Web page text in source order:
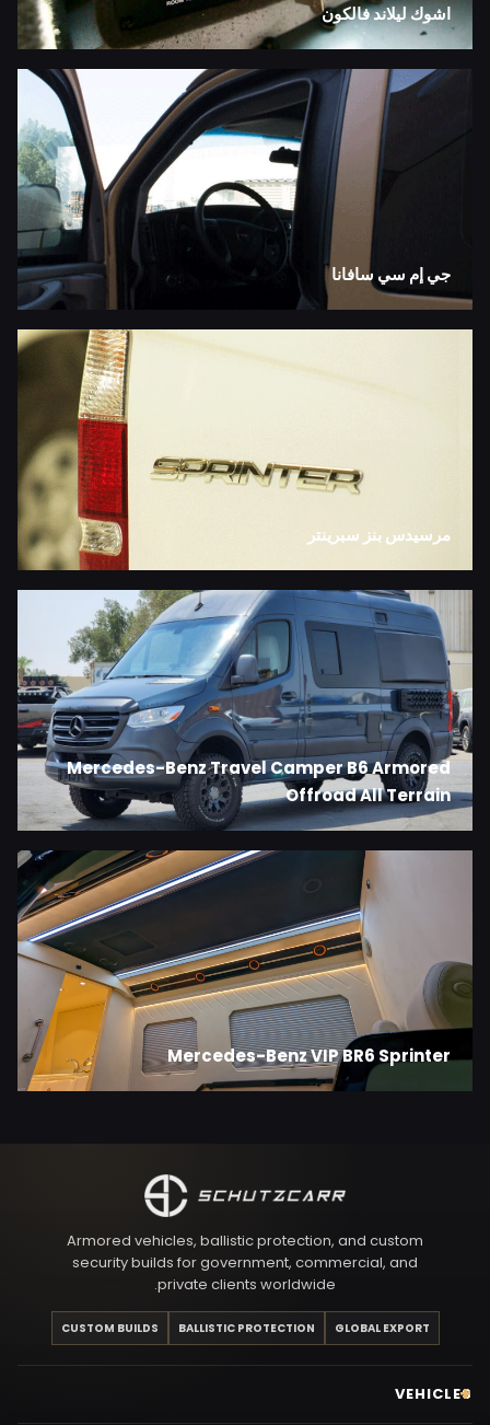
اشوك ليلاند فالكون
جي إم سي سافانا
مرسيدس بنز سبرينتر
Mercedes-Benz Travel Camper B6 Armored
Offroad All Terrain
Mercedes-Benz VIP BR6 Sprinter
Armored vehicles, ballistic protection, and custom
security builds for government, commercial, and
private clients worldwide.
GLOBAL EXPORT
BALLISTIC PROTECTION
CUSTOM BUILDS
VEHICLES